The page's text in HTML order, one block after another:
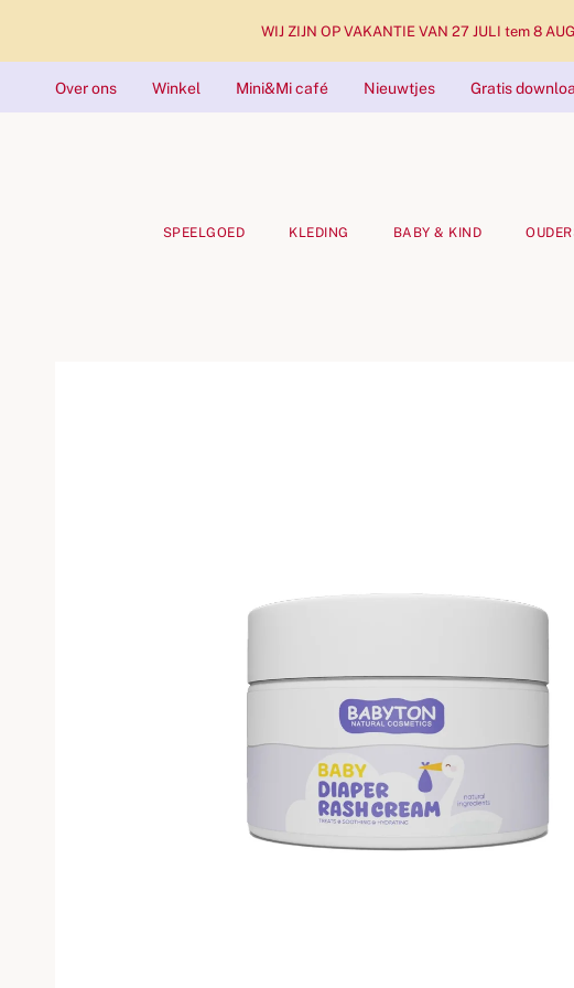
WIJ ZIJN OP VAKANTIE VAN 27 JULI tem 8
Over ons Winkel Mini&Mi café Nieuwtjes Gratis
SPEELGOED KLEDING BABY & KIND